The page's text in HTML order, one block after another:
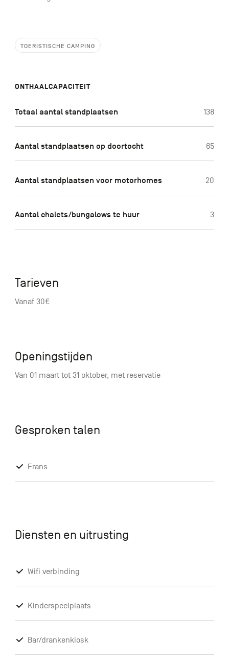
TOERISTISCHE CAMPING
ONTHAALCAPACITEIT
Totaal aantal standplaatsen 138
Aantal standplaatsen op doortocht 65
Aantal standplaatsen voor motorhomes 20
Aantal chalets/bungalows te huur 3
Tarieven
Vanaf 30€
Openingstijden
Van 01 maart tot 31 oktober, met reservatie
Gesproken talen
Frans
Diensten en uitrusting
Wifi verbinding
Kinderspeelplaats
Bar/drankenkiosk